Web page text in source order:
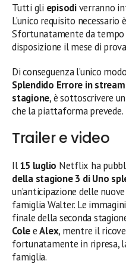
Tutti gli episodiverranno
L’unico requisito
Sfortunatamente da
disposizione il mese di
Di conseguenza l’unico
Splendido Errore in
stagione, è sottoscrivere
che la piattaforma prevede.
Trailer e video
Il15 luglio Netflix ha
della stagione 3 di Uno
un’anticipazione delle
famiglia Walter. Le
finale della seconda
ColeeAlex, mentre il
fortunatamente in ripresa,
famiglia.